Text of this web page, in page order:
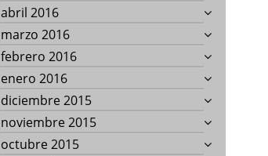
abril 2016
marzo 2016
febrero 2016
enero 2016
diciembre 2015
noviembre 2015
octubre 2015